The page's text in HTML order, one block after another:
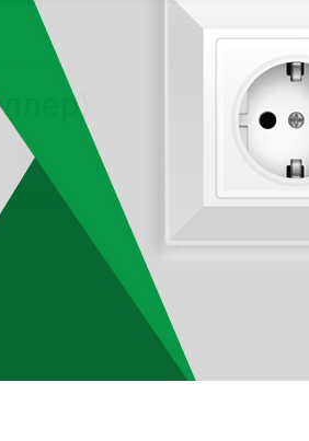
энергопотреблением (контроллер)
По цене По наличию